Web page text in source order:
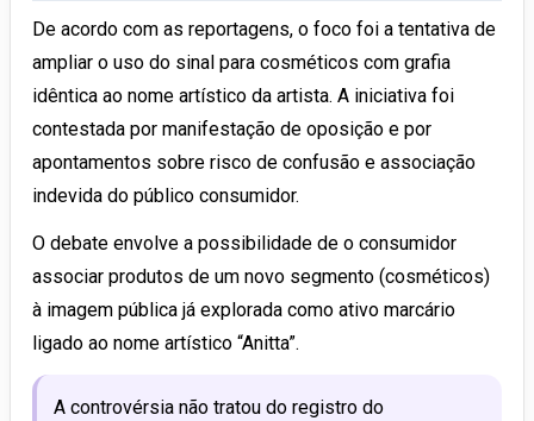
De acordo com as reportagens, o foco foi a tentativa de
ampliar o uso do sinal para cosméticos com grafia
idêntica ao nome artístico da artista. A iniciativa foi
contestada por manifestação de oposição e por
apontamentos sobre risco de confusão e associação
indevida do público consumidor.
O debate envolve a possibilidade de o consumidor
associar produtos de um novo segmento (cosméticos)
à imagem pública já explorada como ativo marcário
ligado ao nome artístico “Anitta”.
A controvérsia não tratou do registro do